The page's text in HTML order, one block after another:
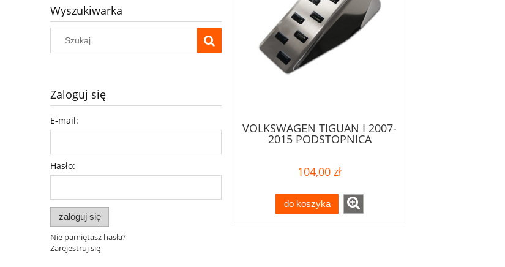
Wyszukiwarka
Zaloguj się
E-mail:
Hasło:
zaloguj się
Nie pamiętasz hasła?
Zarejestruj się
VOLKSWAGEN TIGUAN I 2007-
2015 PODSTOPNICA
104,00 zł
do koszyka